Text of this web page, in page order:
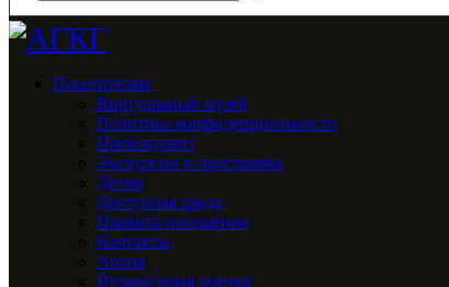
Посетителям
Виртуальный музей
Политика конфиденциальности
Прейскурант
Экскурсии и программы
Детям
Доступная среда
Правила посещения
Контакты
Архив
Независимая оценка